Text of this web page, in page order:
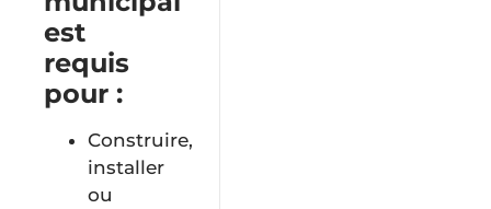
est
requis
pour :
Construire,
installer
ou